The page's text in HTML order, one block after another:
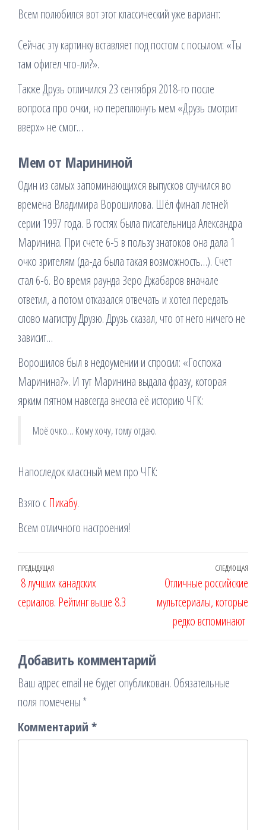
Всем полюбился вот этот классический уже вариант:
Сейчас эту картинку вставляет под постом с посылом: «Ты
там офигел что-ли?».
Также Друзь отличился 23 сентября 2018-го после
вопроса про очки, но переплюнуть мем «Друзь смотрит
вверх» не смог…
Мем от Марининой
Один из самых запоминающихся выпусков случился во
времена Владимира Ворошилова. Шёл финал летней
серии 1997 года. В гостях была писательница Александра
Маринина. При счете 6-5 в пользу знатоков она дала 1
очко зрителям (да-да была такая возможность…). Счет
стал 6-6. Во время раунда Зеро Джабаров вначале
ответил, а потом отказался отвечать и хотел передать
слово магистру Друзю. Друзь сказал, что от него ничего не
зависит…
Ворошилов был в недоумении и спросил: «Госпожа
Маринина?». И тут Маринина выдала фразу, которая
ярким пятном навсегда внесла её историю ЧГК:
Моё очко… Кому хочу, тому отдаю.
Напоследок классный мем про ЧГК:
Взято с Пикабу.
Всем отличного настроения!
Навигация
по
записям
Предыдущая
запись
ПРЕДЫДУЩАЯ
8 лучших канадских
сериалов. Рейтинг выше 8.3
СЛЕДУЮЩАЯ
Отличные российские
мультсериалы, которые
редко вспоминают
Добавить комментарий
Ваш адрес email не будет опубликован. Обязательные
поля помечены *
Комментарий *